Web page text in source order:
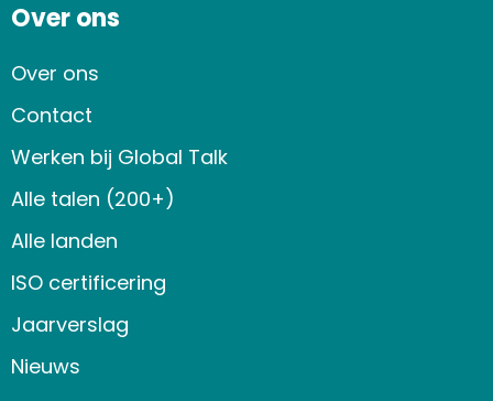
Over ons
Over ons
Contact
Werken bij Global Talk
Alle talen (200+)
Alle landen
ISO certificering
Jaarverslag
Nieuws